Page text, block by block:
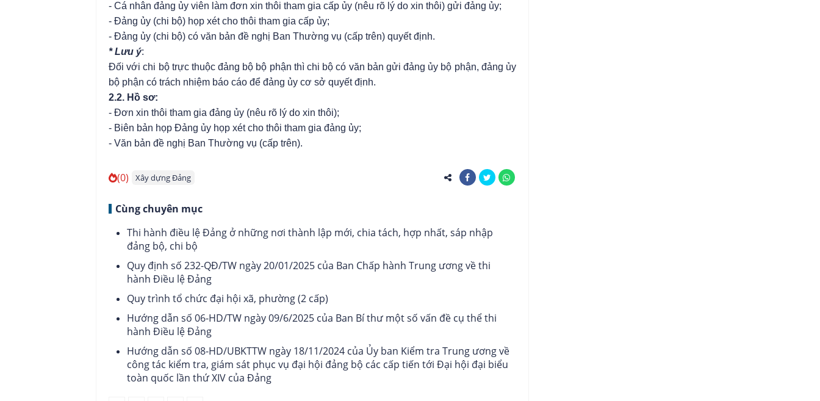
- Cá nhân đảng ủy viên làm đơn xin thôi tham gia cấp ủy (nêu rõ lý do xin thôi) gửi đảng ủy;
- Đảng ủy (chi bộ) họp xét cho thôi tham gia cấp ủy;
- Đảng ủy (chi bộ) có văn bản đề nghị Ban Thường vụ (cấp trên) quyết định.
* Lưu ý:
Đối với chi bộ trực thuộc đảng bộ bộ phận thì chi bộ có văn bản gửi đảng ủy bộ phận, đảng ủy
bộ phận có trách nhiệm báo cáo để đảng ủy cơ sở quyết định.
2.2. Hồ sơ:
- Đơn xin thôi tham gia đảng ủy (nêu rõ lý do xin thôi);
- Biên bản họp Đảng ủy họp xét cho thôi tham gia đảng ủy;
- Văn bản đề nghị Ban Thường vụ (cấp trên).
(0) Xây dựng Đảng
Cùng chuyên mục
Thi hành điều lệ Đảng ở những nơi thành lập mới, chia tách, hợp nhất, sáp nhập
đảng bộ, chi bộ
Quy định số 232-QĐ/TW ngày 20/01/2025 của Ban Chấp hành Trung ương về thi
hành Điều lệ Đảng
Quy trình tổ chức đại hội xã, phường (2 cấp)
Hướng dẫn số 06-HD/TW ngày 09/6/2025 của Ban Bí thư một số vấn đề cụ thể thi
hành Điều lệ Đảng
Hướng dẫn số 08-HD/UBKTTW ngày 18/11/2024 của Ủy ban Kiểm tra Trung ương về
công tác kiểm tra, giám sát phục vụ đại hội đảng bộ các cấp tiến tới Đại hội đại biểu
toàn quốc lần thứ XIV của Đảng